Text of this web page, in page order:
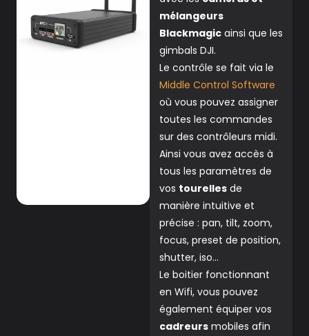
mélangeurs
Blackmagicainsi que les
gimbals DJI.
Le contrôle se fait via le
Middle Control Software
où vous pouvez assigner
toutes les commandes
sur des contrôleurs midi.
Ainsi vous avez accès à
tous les paramètres de
vos tourellesde
manière intuitive et
précise : pan, tilt, zoom,
focus, preset de position,
shutter, iso…
Le boitier fonctionnant
en Wifi, vous pouvez
également équiper vos
cadreursmobiles afin